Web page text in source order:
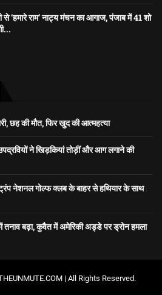
से ‘हमारे राम’ नाट्य मंचन का आगाज, पंजाब में 41 शो
छह की मौत, फिर खुद की आत्महत्या
ने खिड़कियां तोड़ीं और आग लगाने की
नेशनल गोल्फ क्लब के बाहर से हथियार के साथ
तनाव बढ़ा, कुवैत में अमेरिकी अड्डे पर ड्रोन हमला
| All Rights Reserved.